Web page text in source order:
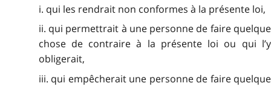
i. qui les rendrait non conformes à la présente loi,
ii. qui permettrait à une personne de faire quelque
chose de contraire à la présente loi ou qui l’y
obligerait,
iii. qui empêcherait une personne de faire quelque